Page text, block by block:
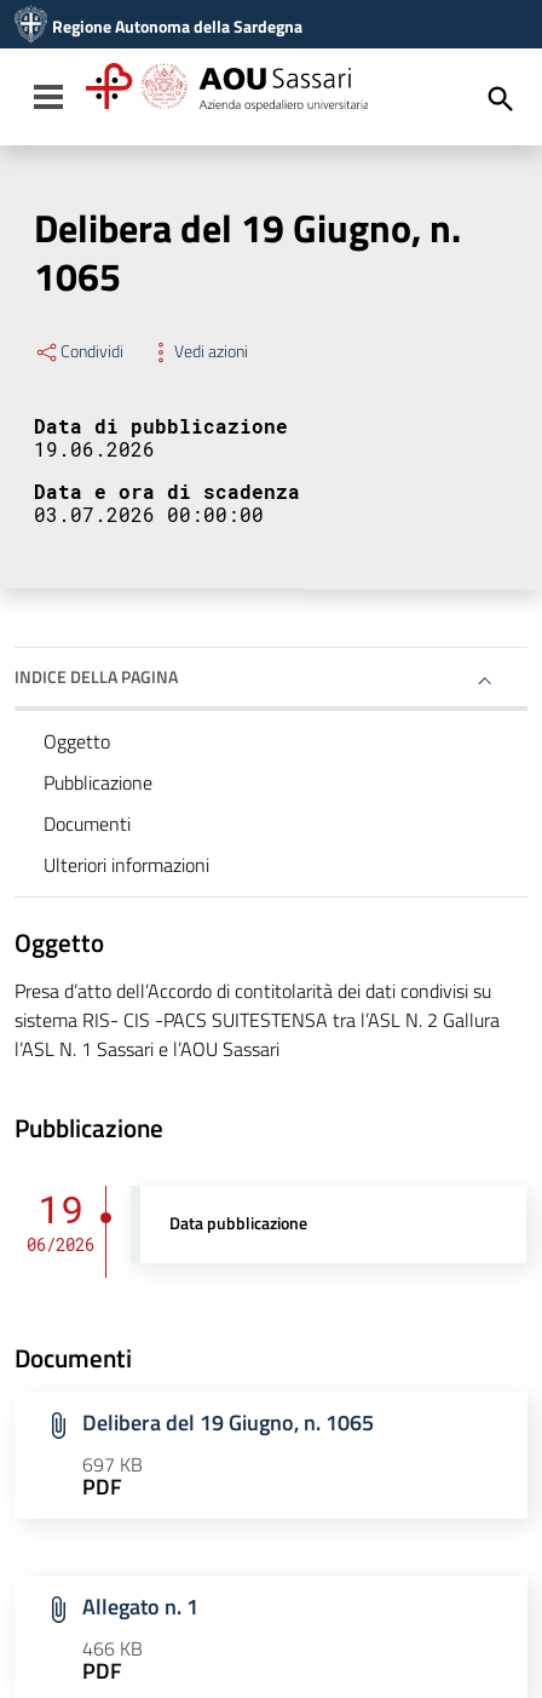
Vai al menu di navigazione
Vai al footer
Regione Autonoma della Sardegna
Toggle navigation
Delibera del 19 Giugno, n.
1065
Condividi Vedi azioni
Data di pubblicazione
19.06.2026
Data e ora di scadenza
03.07.2026 00:00:00
INDICE DELLA PAGINA
Oggetto
Pubblicazione
Documenti
Ulteriori informazioni
Oggetto
Presa d’atto dell’Accordo di contitolarità dei dati condivisi su
sistema RIS- CIS -PACS SUITESTENSA tra l’ASL N. 2 Gallura
l’ASL N. 1 Sassari e l’AOU Sassari
Pubblicazione
19
06/2026
Data pubblicazione
Documenti
Delibera del 19 Giugno, n. 1065
697 KB
PDF
Allegato n. 1
466 KB
PDF